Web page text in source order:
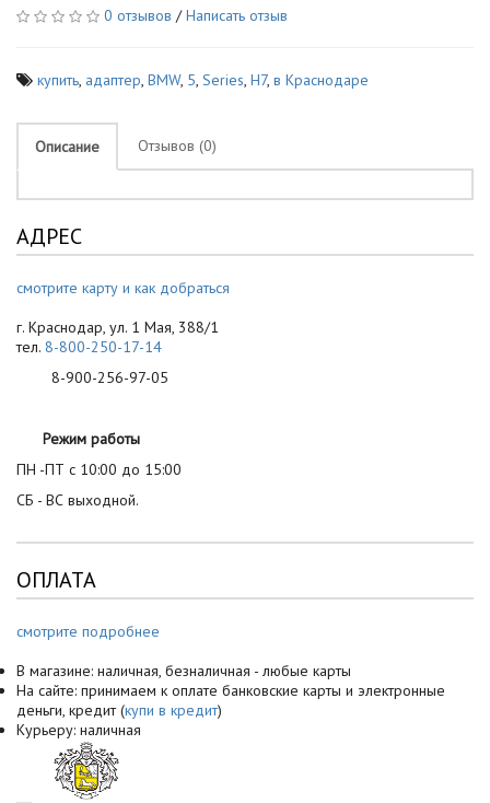
0 отзывов /Написать отзыв
купить, адаптер, BMW, 5, Series, H7, в Краснодаре
Описание Отзывов (0)
АДРЕС
смотрите карту и как добраться
г. Краснодар, ул. 1 Мая, 388/1
тел. 8-800-250-17-14
8-900-256-97-05
Режим работы
ПН -ПТ с 10:00 до 15:00
СБ - ВС выходной.
ОПЛАТА
смотрите подробнее
В магазине: наличная, безналичная - любые карты
На сайте: принимаем к оплате банковские карты и электронные
деньги, кредит (купи в кредит)
Курьеру: наличная